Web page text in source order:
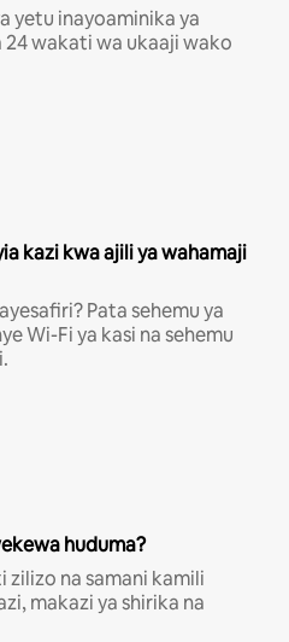
yetu inayoaminika ya
24 wakati wa ukaaji wako
kazi kwa ajili ya wahamaji
Pata sehemu ya
Wi-Fi ya kasi na sehemu
huduma?
zilizo na samani kamili
makazi ya shirika na